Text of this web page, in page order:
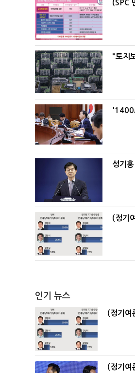
(SPC
"토지
'1400
성기
(정기
인기 뉴스
(정기여
(정기여